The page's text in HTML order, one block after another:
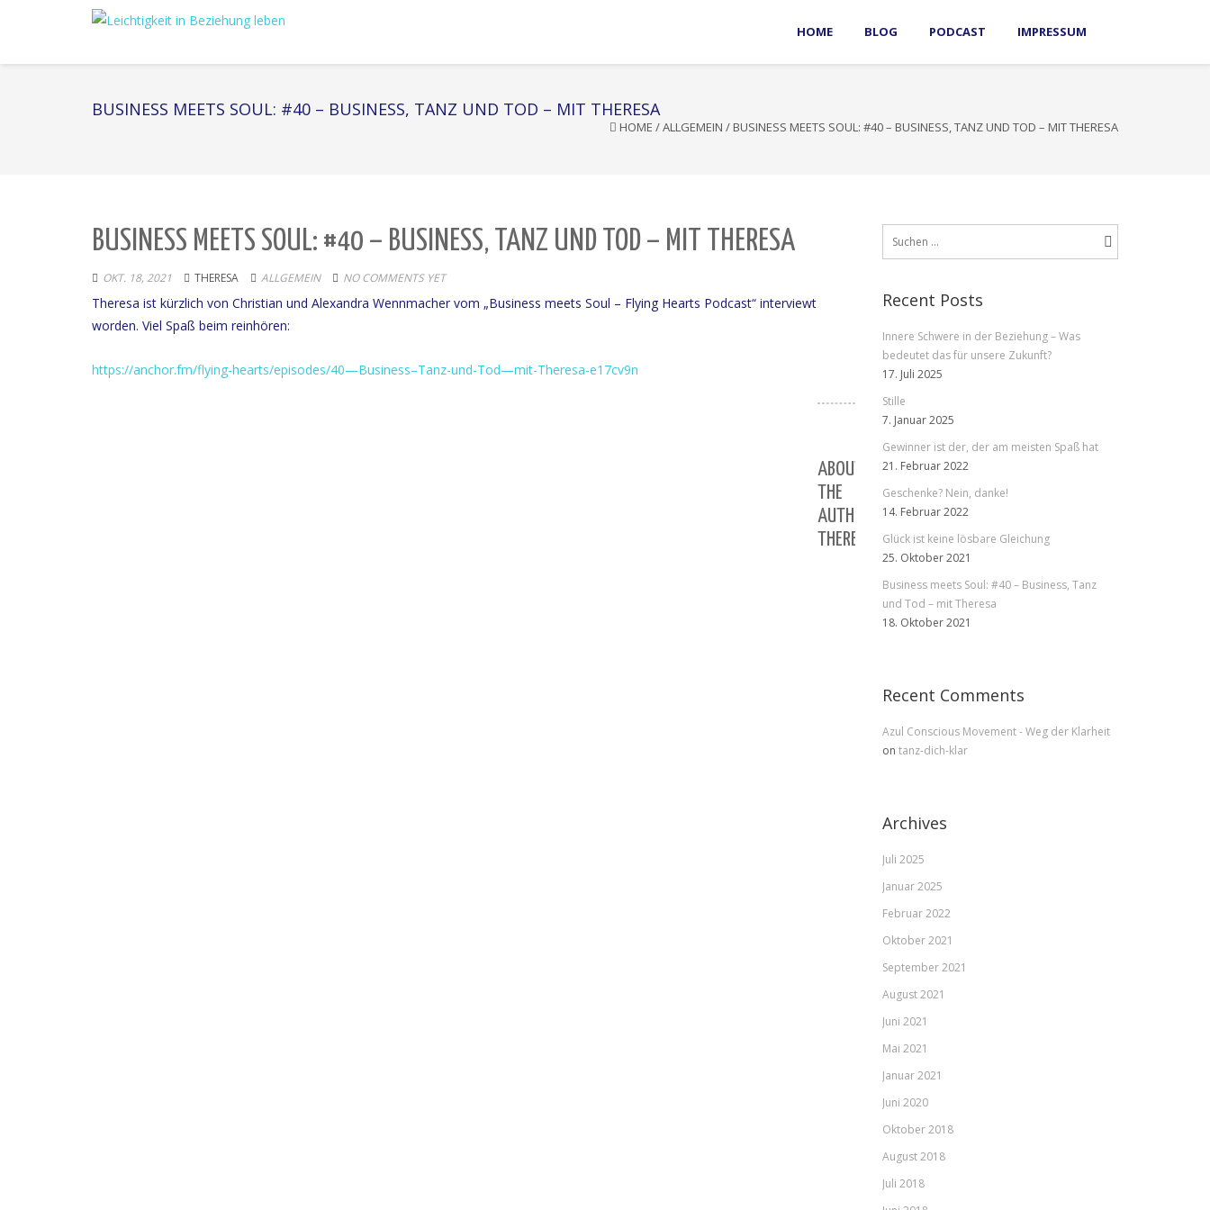
HOME BLOG PODCAST IMPRESSUM
BUSINESS MEETS SOUL: #40 – BUSINESS, TANZ UND TOD – MIT THERESA
HOME /ALLGEMEIN / BUSINESS MEETS SOUL: #40 – BUSINESS, TANZ UND TOD – MIT THERESA
BUSINESS MEETS SOUL: #40 – BUSINESS, TANZ UND TOD – MIT THERESA
OKT. 18, 2021 THERESA ALLGEMEIN NO COMMENTS YET
Theresa ist kürzlich von Christian und Alexandra Wennmacher vom „Business meets Soul – Flying Hearts Podcast“ interviewt
worden. Viel Spaß beim reinhören:
https://anchor.fm/flying-hearts/episodes/40—Business–Tanz-und-Tod—mit-Theresa-e17cv9n
ABOUT
THE
AUTHOR:
THERESA
Suchen
Recent Posts
Innere Schwere in der Beziehung – Was
bedeutet das für unsere Zukunft?
17. Juli 2025
Stille
7. Januar 2025
Gewinner ist der, der am meisten Spaß hat
21. Februar 2022
Geschenke? Nein, danke!
14. Februar 2022
Glück ist keine lösbare Gleichung
25. Oktober 2021
Business meets Soul: #40 – Business, Tanz
und Tod – mit Theresa
18. Oktober 2021
Recent Comments
Azul Conscious Movement - Weg der Klarheit
on tanz-dich-klar
Archives
Juli 2025
Januar 2025
Februar 2022
Oktober 2021
September 2021
August 2021
Juni 2021
Mai 2021
Januar 2021
Juni 2020
Oktober 2018
August 2018
Juli 2018